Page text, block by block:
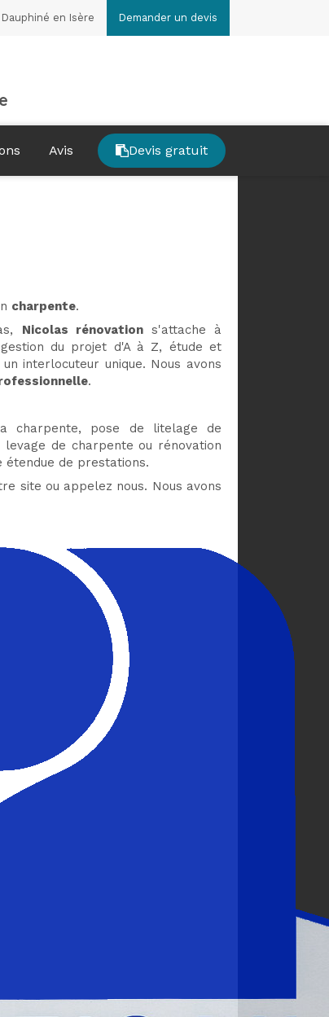
Demander un devis
en Isère
Avis Devis gratuit
charpente.
Nicolas rénovation s'attache à
du projet d'A à Z, étude et
interlocuteur unique. Nous avons
.
charpente, pose de litelage de
de charpente ou rénovation
de prestations.
site ou appelez nous. Nous avons